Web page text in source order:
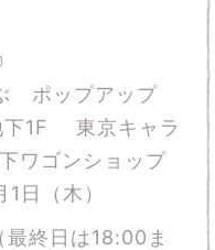
ポップアップ
下1F 東京キャラ
ワゴンショップ
日（木）
終日は18:00ま